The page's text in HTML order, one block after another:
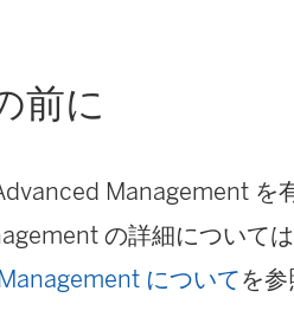
前に
Management を
の詳細について
についてを参